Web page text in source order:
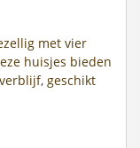
met vier
huisjes bieden
geschikt